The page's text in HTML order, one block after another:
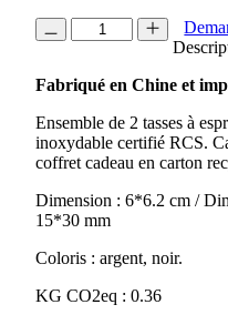
quantité
de
DE
A
ESPRESSO
EN
INOXYDABLE
DUO
80ML
CERTIFIE
RCS
Fabriqué en Chine et
Ensemble de 2 tasses à
inoxydable certifié RCS.
coffret cadeau en carton
Dimension : 6*6.2 cm /
15*30 mm
Coloris : argent, noir.
KG CO2eq : 0.36